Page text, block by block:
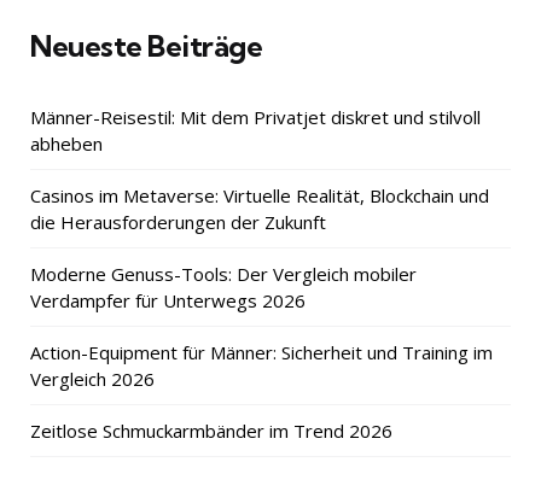
Neueste Beiträge
Männer-Reisestil: Mit dem Privatjet diskret und stilvoll
abheben
Casinos im Metaverse: Virtuelle Realität, Blockchain und
die Herausforderungen der Zukunft
Moderne Genuss-Tools: Der Vergleich mobiler
Verdampfer für Unterwegs 2026
Action-Equipment für Männer: Sicherheit und Training im
Vergleich 2026
Zeitlose Schmuckarmbänder im Trend 2026